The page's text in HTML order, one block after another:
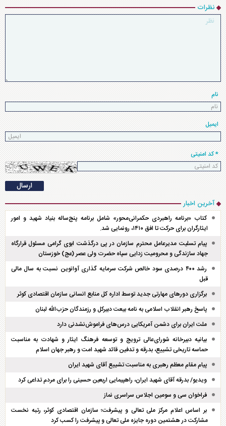
نظرات
نام
ایمیل
* کد امنیتی
آخرین اخبار
کتاب «برنامه راهبردی حکمرانی‌محور» شامل برنامه پنج‌ساله بنیاد شهید و امور
ایثارگران برای حرکت تا افق ۱۴۱۰، رونمایی شد.
پیام تسلیت مدیرعامل محترم سازمان در پی درگذشت ابوی گرامی مسئول قرارگاه
جهاد سازندگی و محرومیت زدایی سپاه حضرت ولی عصر (عج) خوزستان
رشد ۴۰۰ درصدی سود خالص شرکت سرمایه گذاری آوانوین نسبت به سال مالی
قبل
برگزاری دور‌های مهارتی جدید توسط اداره کل منابع انسانی سازمان اقتصادی کوثر
پاسخ رهبر انقلاب اسلامی به نامه بیعت دبیرکل و رزمندگان حزب‌الله لبنان
ملت ایران برای دشمن آمریکایی درس‌های فراموش‌نشدنی دارد
بیانیه دبیرخانه شورای‌عالی ترویج و توسعه فرهنگ ایثار و شهادت به مناسبت
حماسه تاریخی تشییع، بدرقه و تدفین قائد شهید امت و رهبر جهان اسلام
پیام مقام معظم رهبری به مناسبت تشییع آقای شهید ایران
ویدیو/ بدرقه آقای شهید ایران، راهپیمایی اربعین حسینی را برای مردم تداعی کرد
فراخوان سی و سومین اجلاس سراسری نماز
بر اساس اعلام مرکز ملی تعالی و پیشرفت؛ سازمان اقتصادی کوثر، رتبه نخست
مشارکت در هشتمین دوره جایزه ملی تعالی و پیشرفت را کسب کرد